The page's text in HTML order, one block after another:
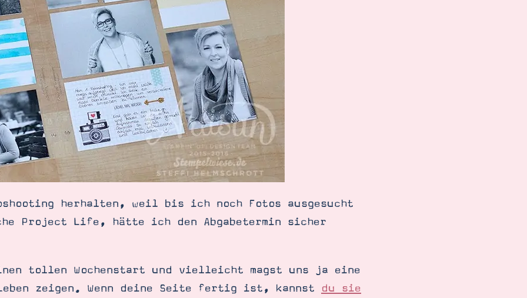
herhalten, weil bis ich noch Fotos ausgesucht
Project Life, hätte ich den Abgabetermin sicher
tollen Wochenstart und vielleicht magst uns ja eine
Leben zeigen. Wenn deine Seite fertig ist, kannst du sie